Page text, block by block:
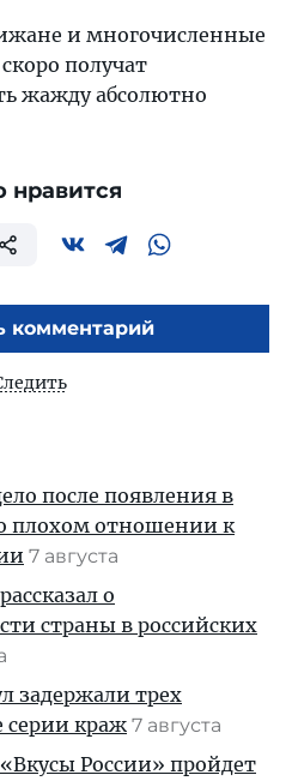
и многочисленные
получат
жажду абсолютно
нравится
комментарий
после появления в
плохом отношении к
7 августа
о
страны в российских
задержали трех
серии краж 7 августа
России» пройдет